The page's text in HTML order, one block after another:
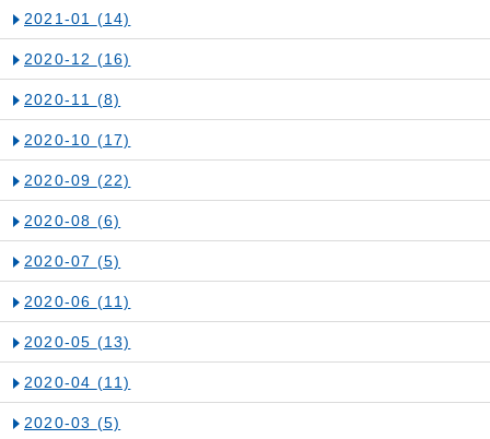
2021-01 (14)
2020-12 (16)
2020-11 (8)
2020-10 (17)
2020-09 (22)
2020-08 (6)
2020-07 (5)
2020-06 (11)
2020-05 (13)
2020-04 (11)
2020-03 (5)